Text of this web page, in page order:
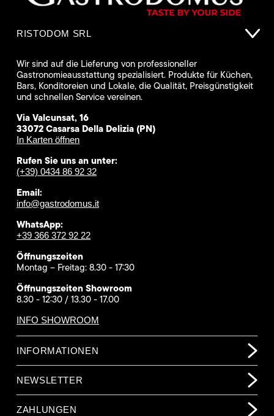
RISTODOM SRL
Wir sind auf die Lieferung von professioneller
Gastronomieausstattung spezialisiert. Produkte für Küchen,
Bars, Konditoreien und Lokale, die Qualität, Preisgünstigkeit
und schnellen Service vereinen.
Via Valcunsat, 16
33072 Casarsa Della Delizia (PN)
In Karten öffnen
Rufen Sie uns an unter:
(+39) 0434 86 92 32
Email:
info@gastrodomus.it
WhatsApp:
+39 366 372 92 22
Öffnungszeiten
Montag – Freitag: 8.30 - 17:30
Öffnungszeiten Showroom
8.30 - 12:30 / 13.30 - 17.00
INFO SHOWROOM
INFORMATIONEN
NEWSLETTER
ZAHLUNGEN